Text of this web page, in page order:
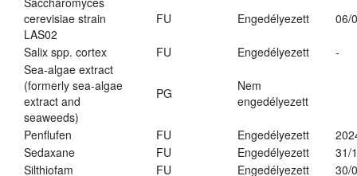
cerevisiae strain
LAS02
FU Engedélyezett 06/
Salix spp. cortex FU Engedélyezett
-
Sea-algae extract
(formerly sea-algae
extract and
seaweeds)
PG
Nem
engedélyezett
Penflufen FU Engedélyezett
Sedaxane
FU Engedélyezett
31/
Silthiofam
FU Engedélyezett 30/